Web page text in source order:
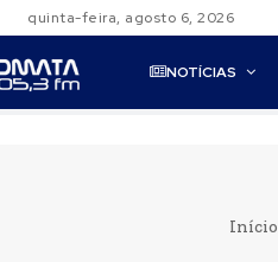
quinta-feira, agosto 6, 2026
NOTÍCIAS
Início